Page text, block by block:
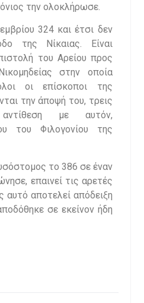
την ολοκλήρωσε.
324 και έτσι δεν
της Νίκαιας. Είναι
του Αρείου προς
στην οποία
οι επίσκοποι της
την άποψή του, τρεις
με αυτόν,
του Φιλογονίου της
το 386 σε έναν
επαινεί τις αρετές
αυτό αποτελεί απόδειξη
σε εκείνον ήδη